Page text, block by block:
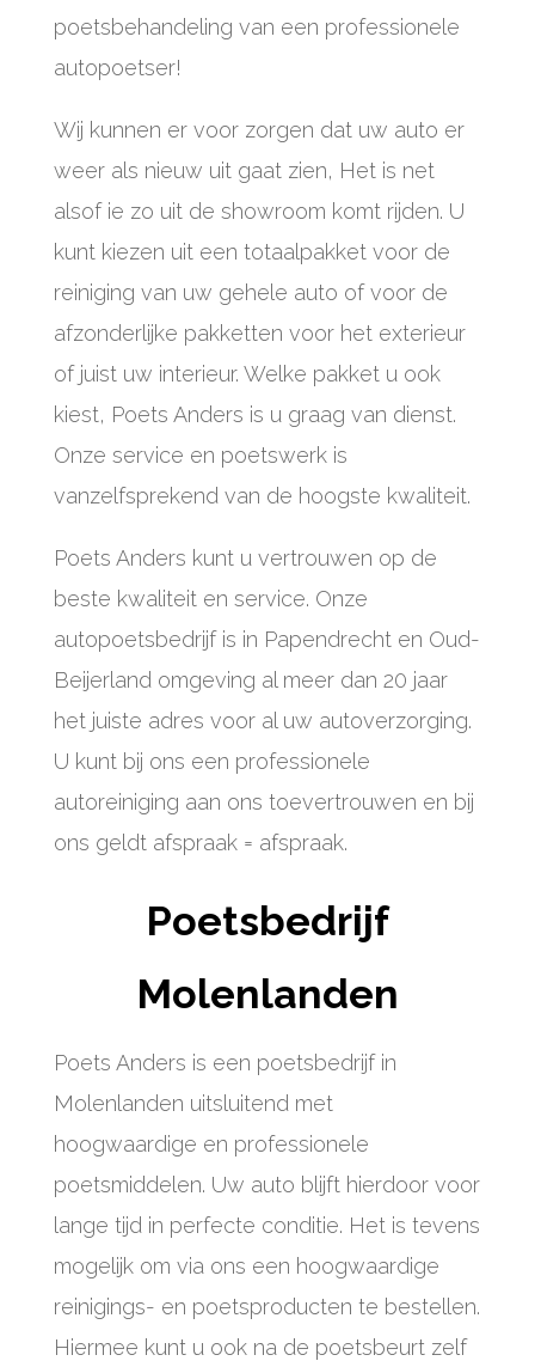
poetsbehandeling van een professionele
autopoetser!
Wij kunnen er voor zorgen dat uw auto er
weer als nieuw uit gaat zien, Het is net
alsof ie zo uit de showroom komt rijden. U
kunt kiezen uit een totaalpakket voor de
reiniging van uw gehele auto of voor de
afzonderlijke pakketten voor het exterieur
of juist uw interieur. Welke pakket u ook
kiest, Poets Anders is u graag van dienst.
Onze service en poetswerk is
vanzelfsprekend van de hoogste kwaliteit.
Poets Anders kunt u vertrouwen op de
beste kwaliteit en service. Onze
autopoetsbedrijf is in Papendrecht en Oud-
Beijerland omgeving al meer dan 20 jaar
het juiste adres voor al uw autoverzorging.
U kunt bij ons een professionele
autoreiniging aan ons toevertrouwen en bij
ons geldt afspraak = afspraak.
Poetsbedrijf
Molenlanden
Poets Anders is een poetsbedrijf in
Molenlanden uitsluitend met
hoogwaardige en professionele
poetsmiddelen. Uw auto blijft hierdoor voor
lange tijd in perfecte conditie. Het is tevens
mogelijk om via ons een hoogwaardige
reinigings- en poetsproducten te bestellen.
Hiermee kunt u ook na de poetsbeurt zelf